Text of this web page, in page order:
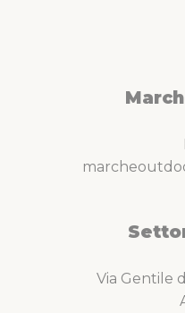
Via Gentile